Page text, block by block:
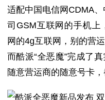
适配中国电信网CDMA
司GSM互联网的手机上
网的4g互联网，别的营
而酷派“全恶魔”完成了
随意营运商的随意号卡